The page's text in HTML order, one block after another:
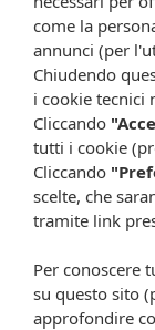
dì,
- Bambini:
preferibilmente
Avvertenze
Tenere fuori
anni. Non
integratori non
variata,
nell’ambiente
Conservazione
Conservare a
asciutto. Evitare
come la
annunci (per
Chiudendo
i cookie tecnici
Cliccando
tutti i cookie
Cliccando
scelte, che
tramite link
Per conoscere
su questo sito
approfondire